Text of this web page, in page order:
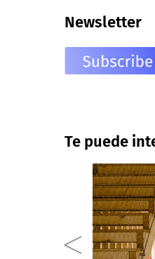
Newsletter
Te puede